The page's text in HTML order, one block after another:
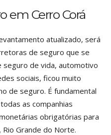
em Cerro Corá
atualizado, será
de seguro que se
seguro de vida, automotivo
sociais, ficou muito
de seguro. É fundamental
as companhias
obrigatórias para
Grande do Norte.